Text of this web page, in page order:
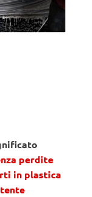
perdite
in plastica